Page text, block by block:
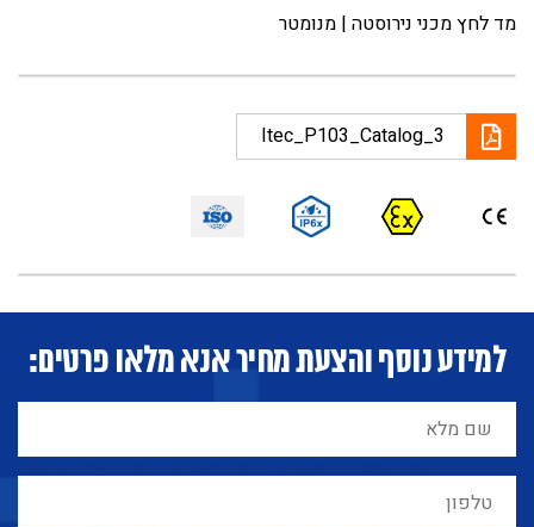
מד לחץ מכני נירוסטה | מנומטר
Itec_P103_Catalog_3
למידע נוסף והצעת מחיר אנא מלאו פרטים: